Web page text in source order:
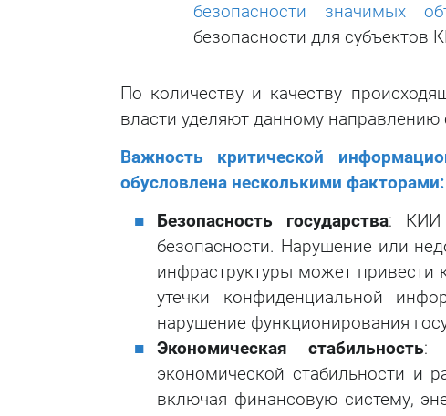
безопасности значимых
безопасности для субъектов
По количеству и качеству
власти уделяют данному направлению
Важность критической
обусловлена несколькими факторами:
Безопасность государства: КИИ
безопасности. Нарушение или
инфраструктуры может привести
утечки конфиденциальной
нарушение функционирования
Экономическая стабильность:
экономической стабильности и
включая финансовую систему,